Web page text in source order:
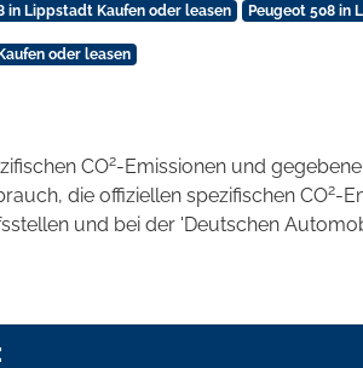
in Lippstadt Kaufen oder leasen Peugeot 508 in
oder leasen
CO2-Emissionen und
die offiziellen spezifischen CO2-
und bei der 'Deutschen